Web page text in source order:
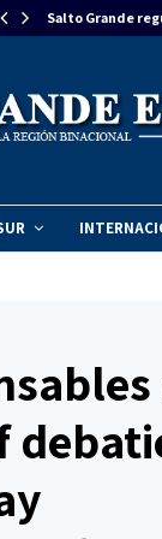
Salto Grande